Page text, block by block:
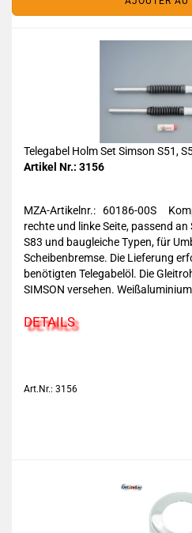
Telegabel Holm Set Simson S51,
Artikel Nr.: 3156
MZA-Artikelnr.: 60186-00S
rechte und linke Seite, passend an
S83 und baugleiche Typen, für
Scheibenbremse. Die Lieferung
benötigten Telegabelöl. Die
SIMSON versehen.
DETAILS
Art.Nr.: 3156